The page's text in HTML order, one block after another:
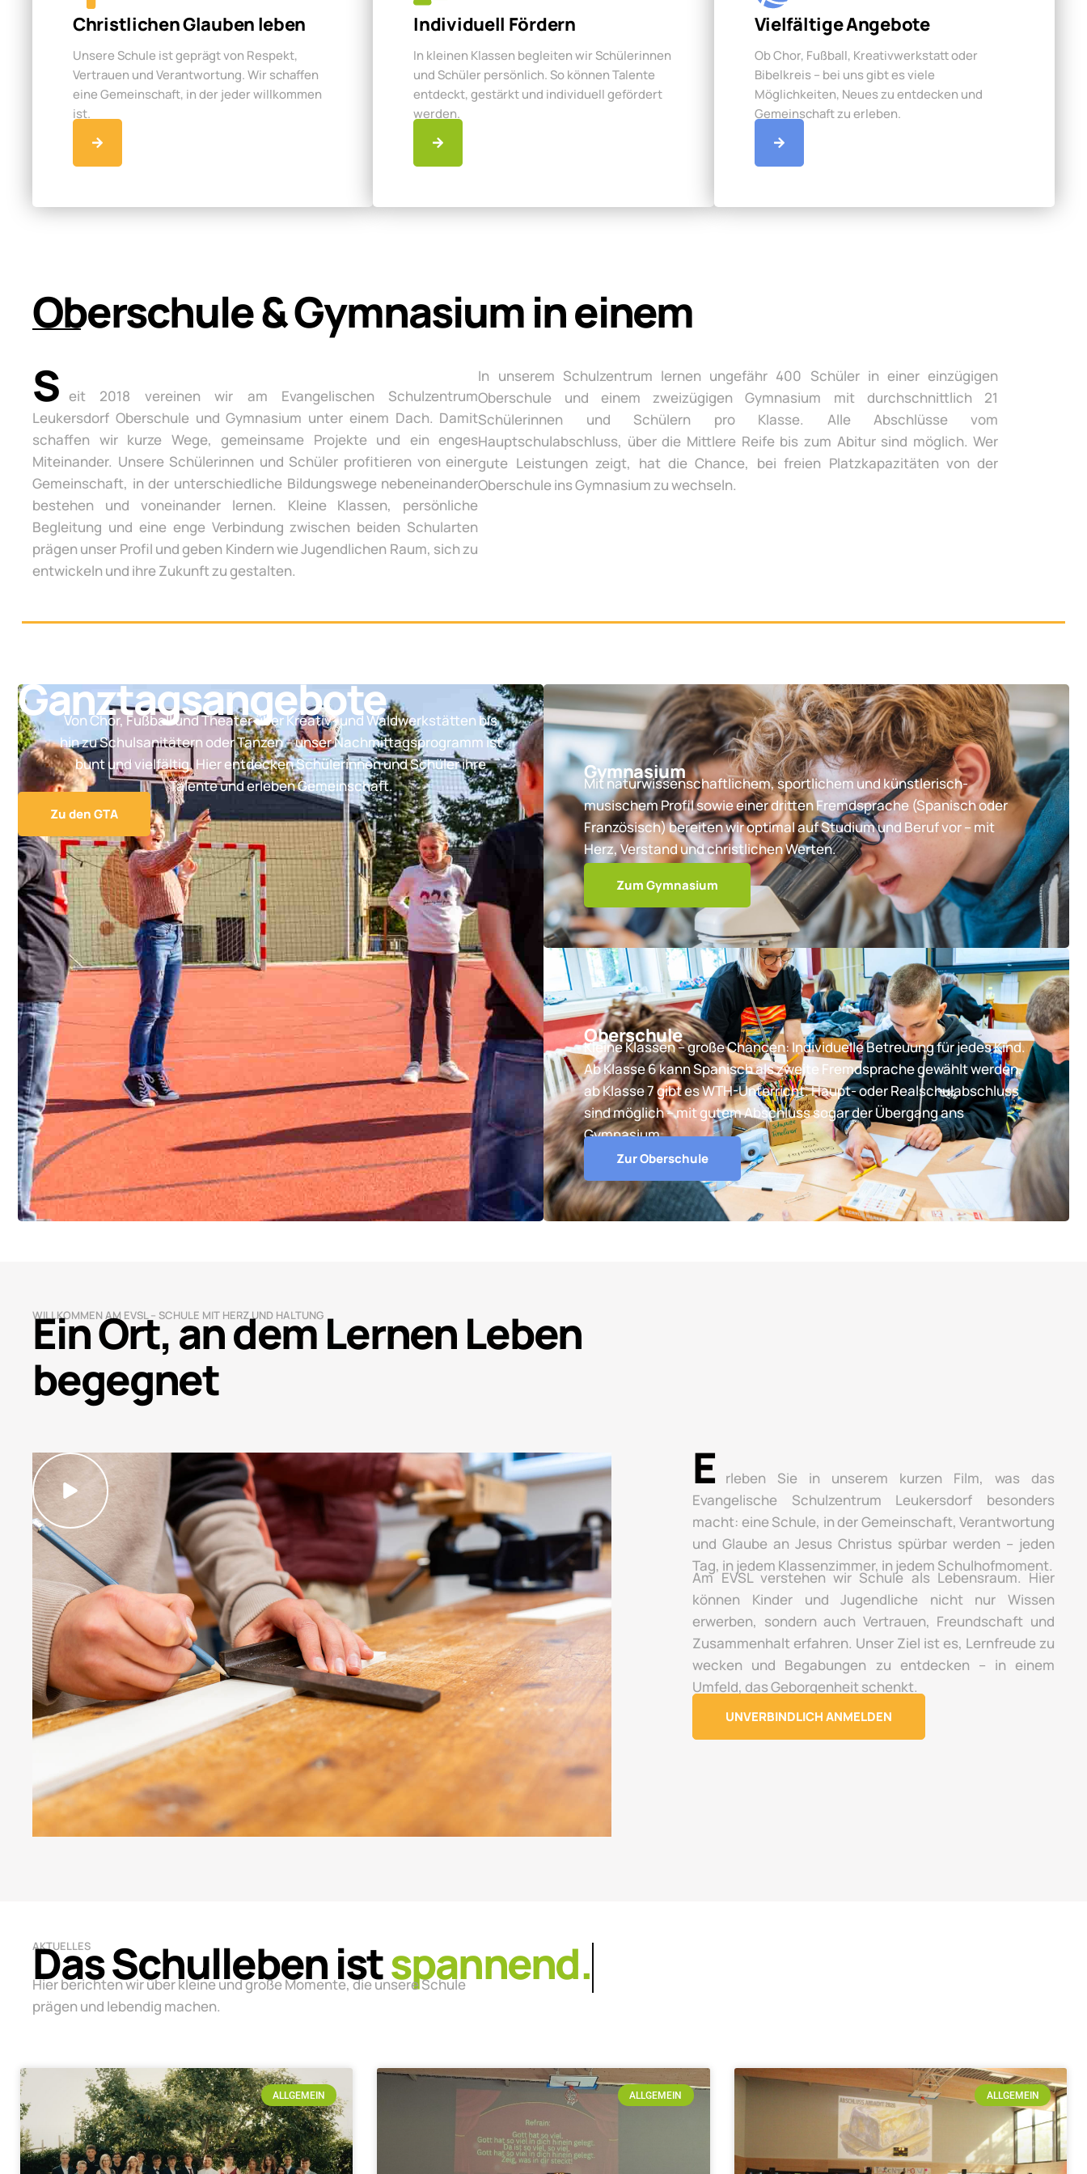
Christlichen Glauben leben
Unsere Schule ist geprägt von Respekt,
Vertrauen und Verantwortung. Wir schaffen
eine Gemeinschaft, in der jeder willkommen
ist.
Individuell Fördern
In kleinen Klassen begleiten wir Schülerinnen
und Schüler persönlich. So können Talente
entdeckt, gestärkt und individuell gefördert
werden.
Vielfältige Angebote
Ob Chor, Fußball, Kreativwerkstatt oder
Bibelkreis – bei uns gibt es viele
Möglichkeiten, Neues zu entdecken und
Gemeinschaft zu erleben.
Oberschule & Gymnasium in einem
S eit 2018 vereinen wir am Evangelischen Schulzentrum
Leukersdorf Oberschule und Gymnasium unter einem Dach. Damit
schaffen wir kurze Wege, gemeinsame Projekte und ein enges
Miteinander. Unsere Schülerinnen und Schüler profitieren von einer
Gemeinschaft, in der unterschiedliche Bildungswege nebeneinander
bestehen und voneinander lernen. Kleine Klassen, persönliche
Begleitung und eine enge Verbindung zwischen beiden Schularten
prägen unser Profil und geben Kindern wie Jugendlichen Raum, sich zu
entwickeln und ihre Zukunft zu gestalten.
In unserem Schulzentrum lernen ungefähr 400 Schüler in einer einzügigen
Oberschule und einem zweizügigen Gymnasium mit durchschnittlich 21
Schülerinnen und Schülern pro Klasse. Alle Abschlüsse vom
Hauptschulabschluss, über die Mittlere Reife bis zum Abitur sind möglich. Wer
gute Leistungen zeigt, hat die Chance, bei freien Platzkapazitäten von der
Oberschule ins Gymnasium zu wechseln.
Ganztagsangebote
Von Chor, Fußball und Theater über Kreativ- und Waldwerkstätten bis
hin zu Schulsanitätern oder Tanzen – unser Nachmittagsprogramm ist
bunt und vielfältig. Hier entdecken Schülerinnen und Schüler ihre
Talente und erleben Gemeinschaft.
Zu den GTA
Gymnasium
Mit naturwissenschaftlichem, sportlichem und künstlerisch-
musischem Profil sowie einer dritten Fremdsprache (Spanisch oder
Französisch) bereiten wir optimal auf Studium und Beruf vor – mit
Herz, Verstand und christlichen Werten.
Zum Gymnasium
Oberschule
Kleine Klassen – große Chancen: Individuelle Betreuung für jedes Kind.
Ab Klasse 6 kann Spanisch als zweite Fremdsprache gewählt werden,
ab Klasse 7 gibt es WTH-Unterricht. Haupt- oder Realschulabschluss
sind möglich – mit gutem Abschluss sogar der Übergang ans
Gymnasium.
Zur Oberschule
WILLKOMMEN AM EVSL – SCHULE MIT HERZ UND HALTUNG
Ein Ort, an dem Lernen Leben
begegnet
E
rleben Sie in unserem kurzen Film, was das
Evangelische Schulzentrum Leukersdorf besonders
macht: eine Schule, in der Gemeinschaft, Verantwortung
und Glaube an Jesus Christus spürbar werden – jeden
Tag, in jedem Klassenzimmer, in jedem Schulhofmoment.
Am EVSL verstehen wir Schule als Lebensraum. Hier
können Kinder und Jugendliche nicht nur Wissen
erwerben, sondern auch Vertrauen, Freundschaft und
Zusammenhalt erfahren. Unser Ziel ist es, Lernfreude zu
wecken und Begabungen zu entdecken – in einem
Umfeld, das Geborgenheit schenkt.
UNVERBINDLICH ANMELDEN
AKTUELLES
Das Schulleben istlebendig.
Hier berichten wir über kleine und große Momente, die unsere Schule
prägen und lebendig machen.
ALLGEMEIN ALLGEMEIN ALLGEMEIN